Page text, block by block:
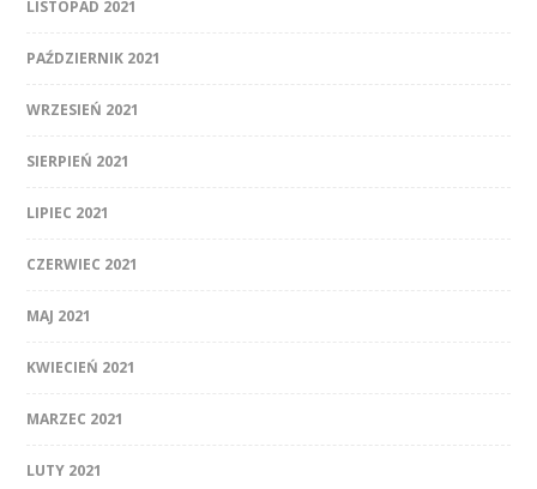
LISTOPAD 2021
PAŹDZIERNIK 2021
WRZESIEŃ 2021
SIERPIEŃ 2021
LIPIEC 2021
CZERWIEC 2021
MAJ 2021
KWIECIEŃ 2021
MARZEC 2021
LUTY 2021